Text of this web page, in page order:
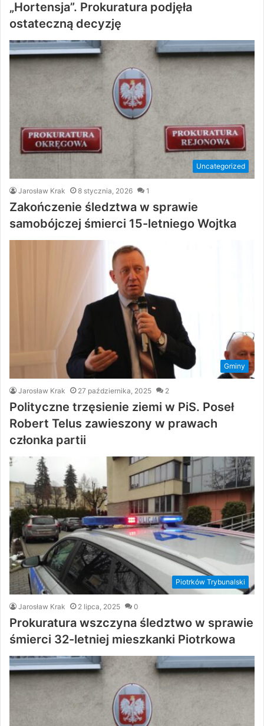
„Hortensja”. Prokuratura podjęła
ostateczną decyzję
Uncategorized
Jarosław Krak 8 stycznia, 2026 1
Zakończenie śledztwa w sprawie
samobójczej śmierci 15-letniego Wojtka
Gminy
Jarosław Krak 27 października, 2025 2
Polityczne trzęsienie ziemi w PiS. Poseł
Robert Telus zawieszony w prawach
członka partii
Piotrków Trybunalski
Jarosław Krak 2 lipca, 2025 0
Prokuratura wszczyna śledztwo w sprawie
śmierci 32-letniej mieszkanki Piotrkowa